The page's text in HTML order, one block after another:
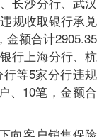
规收取银行承兑
金额合计2905.35
行上海分行、杭
等5家分行违规
、10笔，金额合